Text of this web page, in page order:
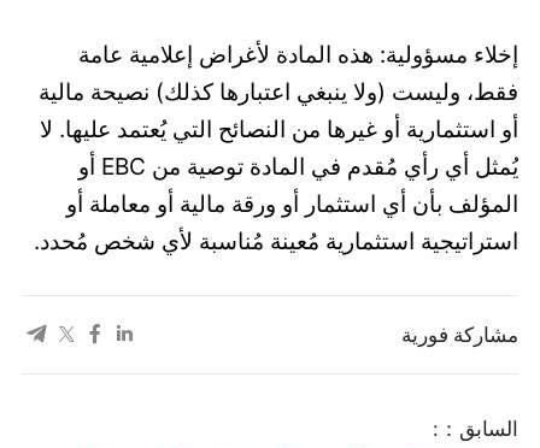
إخلاء مسؤولية: هذه المادة لأغراض إعلامية عامة
فقط، وليست (ولا ينبغي اعتبارها كذلك) نصيحة مالية
أو استثمارية أو غيرها من النصائح التي يُعتمد عليها. لا
يُمثل أي رأي مُقدم في المادة توصية من EBC أو
المؤلف بأن أي استثمار أو ورقة مالية أو معاملة أو
استراتيجية استثمارية مُعينة مُناسبة لأي شخص مُحدد.
مشاركة فورية
السابق：: